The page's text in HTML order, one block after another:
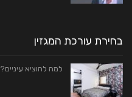
בחירת עורכת המגזין
למה להוציא עיניים?